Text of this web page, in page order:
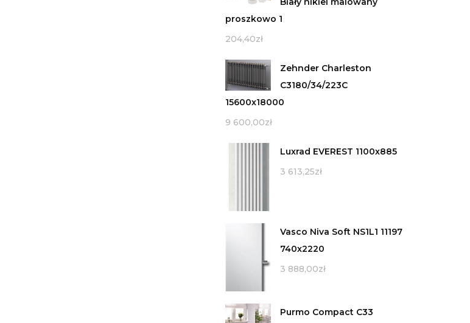
proszkowo 1
204,40zł
Zehnder Charleston
C3180/34/223C
15600x18000
9 600,00zł
Luxrad EVEREST 1100x885
3 613,25zł
Vasco Niva Soft NS1L1 11197
740x2220
3 888,00zł
Purmo Compact C33